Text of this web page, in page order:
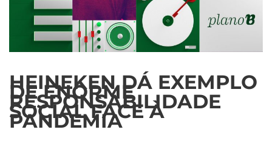
HEINEKEN DÁ EXEMPLO
DE ENORME
RESPONSABILIDADE
SOCIAL FACE À
PANDEMIA